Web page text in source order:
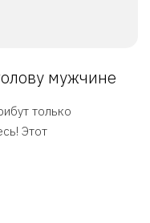
мужчине
только
Этот